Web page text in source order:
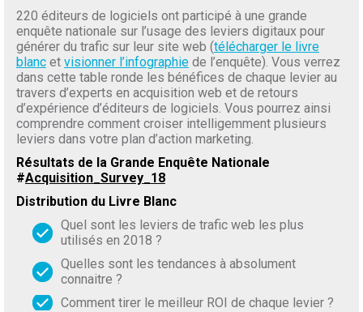
220 éditeurs de logiciels ont participé à une grande
enquête nationale sur l’usage des leviers digitaux pour
générer du trafic sur leur site web (télécharger le livre
blanc et visionner l’infographie de l’enquête). Vous verrez
dans cette table ronde les bénéfices de chaque levier au
travers d’experts en acquisition web et de retours
d’expérience d’éditeurs de logiciels. Vous pourrez ainsi
comprendre comment croiser intelligemment plusieurs
leviers dans votre plan d’action marketing.
Résultats de la Grande Enquête Nationale
#Acquisition_Survey_18
Distribution du Livre Blanc
Quel sont les leviers de trafic web les plus
utilisés en 2018 ?
Quelles sont les tendances à absolument
connaitre ?
Comment tirer le meilleur ROI de chaque levier ?